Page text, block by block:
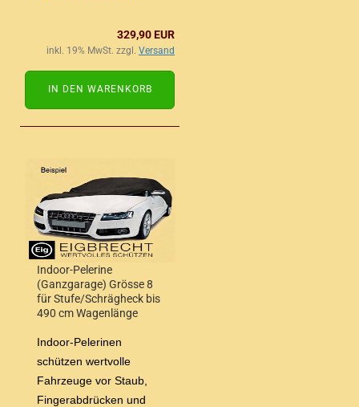
329,90 EUR
inkl. 19% MwSt. zzgl. Versand
IN DEN WARENKORB
Indoor-Pelerine
(Ganzgarage) Grösse 8
für Stufe/Schrägheck bis
490 cm Wagenlänge
Indoor-Pelerinen
schützen wertvolle
Fahrzeuge vor Staub,
Fingerabdrücken und